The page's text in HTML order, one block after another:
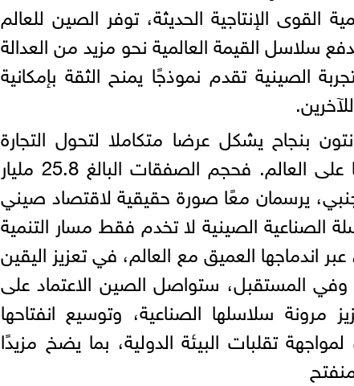
الإنتاجية الحديثة، توفر الصين للعالم
سلاسل القيمة العالمية نحو مزيد من العدالة
الصينية تقدم نموذجًا يمنح الثقة بإمكانية
من معرض كانتون بنجاح يشكل عرضا متكاملا لتحول التجارة
الخارجية الصينية وارتفاع مستوى انفتاحها على العالم. فحجم الصفقات البالغ 25.8 مليار
262 ألف مشترٍ أجنبي، يرسمان معًا صورة حقيقية لاقتصاد صيني
الصناعية الصينية لا تخدم فقط مسار التنمية
اندماجها العميق مع العالم، في تعزيز اليقين
وفي المستقبل، ستواصل الصين الاعتماد على
سلاسلها الصناعية، وتوسيع انفتاحها
تقلبات البيئة الدولية، بما يضخ مزيدًا